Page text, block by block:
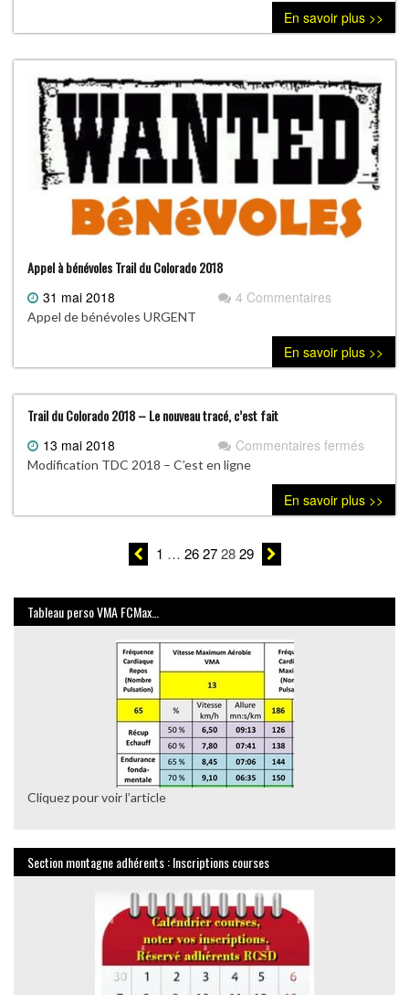
du
TDC
2018
est
En savoir plus >>
Appel à bénévoles Trail du Colorado 2018
31 mai 2018 4 Commentaires
Appel de bénévoles URGENT
En savoir plus >>
Trail du Colorado 2018 – Le nouveau tracé, c’est fait
13 mai 2018 Commentaires fermés
du
2018
tracé,
Modification TDC 2018 – C’est en ligne
En savoir plus >>
1 … 26 27 28 29
Tableau perso VMA FCMax…
Cliquez pour voir l’article
Section montagne adhérents : Inscriptions courses